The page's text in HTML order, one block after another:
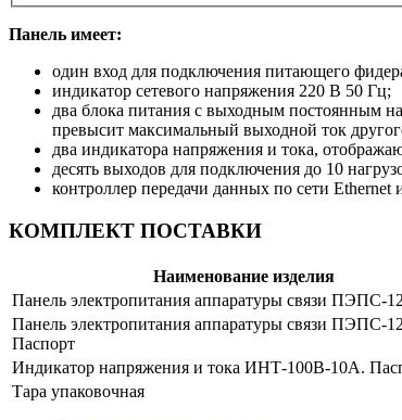
Панель имеет:
один вход для подключения питающего
индикатор сетевого напряжения 220 В 50 Гц;
два блока питания с выходным постоянным
превысит максимальный выходной ток
два индикатора напряжения и тока,
десять выходов для подключения до 10
контроллер передачи данных по сети
КОМПЛЕКТ ПОСТАВКИ
Наименование изделия
Панель электропитания аппаратуры связи ПЭПС-
Панель электропитания аппаратуры связи
Паспорт
Индикатор напряжения и тока ИНТ‑100В‑10А.
Тара упаковочная